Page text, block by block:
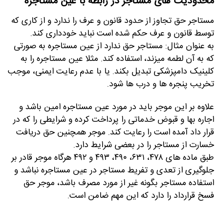
مستاجر حق تجاوز از حدود قانون و عرف را ندارد و از کاری که
توسط قانون و عرف حکم شده است نباید خودداری کند.
به عنوان مثال: مستاجر حق ندارد از عین مستاجره به صورتی
که به آن لطمه میزند، استفاده کند. مثلا عین مستاجره را به
کلینیک دامپزشکی تبدیل بکند. یا با عدم رعایت ایمنی، موجب
تخریب پنجره ها و درب ها شود.
علاوه بر این موجر باید در مورد عین مستاجره امین باشد و
اجاره بها و قبوض خدماتی را پرداخت کرده و شرایطی را که در
قرار داد آمده است را رعایت کند. موجر همچنین حق دریافت
خسارت از مستاجر را در بعضی شرایط دارد.
طبق ماده های ۴۷۸، ۶۳۱، ۴۹۰، ۴۹۳ و ۴۹۲ هرگاه موجر قادر بر
جلوگیری از تعدی و تفریط مستاجر در عین مستاجره نباشد و
استفاده مستاجر بگونه غیر از مورد مصرف باشد، موجر حق
فسخ قرارداد را دارد که این مهم ضامن است.